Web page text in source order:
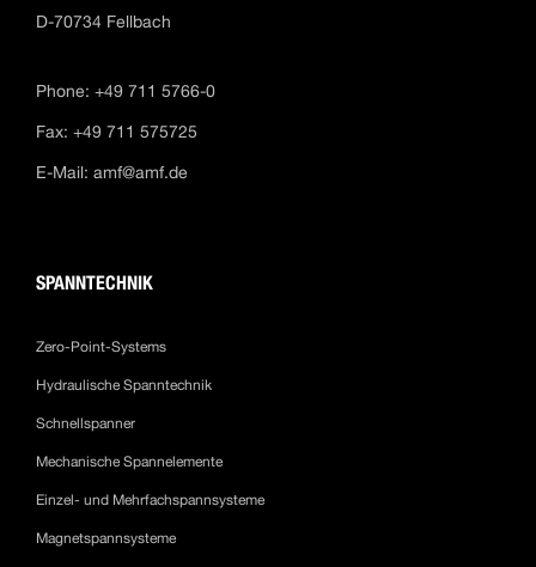
D-70734 Fellbach
Phone: +49 711 5766-0
Fax: +49 711 575725
E-Mail: amf@amf.de
SPANNTECHNIK
Zero-Point-Systems
Hydraulische Spanntechnik
Schnellspanner
Mechanische Spannelemente
Einzel- und Mehrfachspannsysteme
Magnetspannsysteme